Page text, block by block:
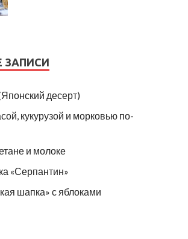
ЗАПИСИ
десерт)
кукурузой и морковью по-
и молоке
«Серпантин»
шапка» с яблоками